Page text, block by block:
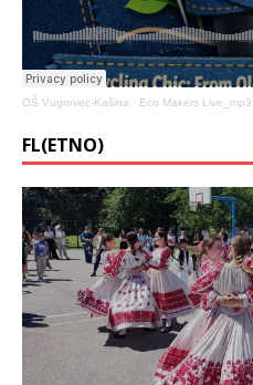
OŠ Vugrovec-Kašina · Eco Makers Live_mp3
FL(ETNO)